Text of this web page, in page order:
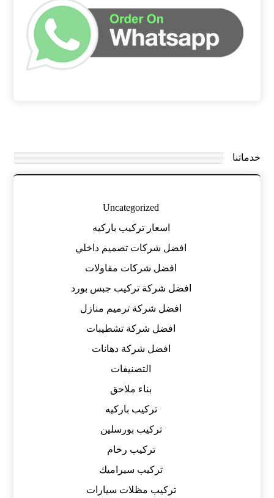
خدماتنا
Uncategorized
اسعار تركيب باركيه
افضل شركات تصميم داخلي
افضل شركات مقاولات
افضل شركة تركيب جبس بورد
افضل شركة ترميم منازل
افضل شركة تشطيبات
افضل شركة دهانات
التصنيفات
بناء ملاحق
تركيب باركيه
تركيب بورسلين
تركيب رخام
تركيب سيراميك
تركيب مظلات سيارات